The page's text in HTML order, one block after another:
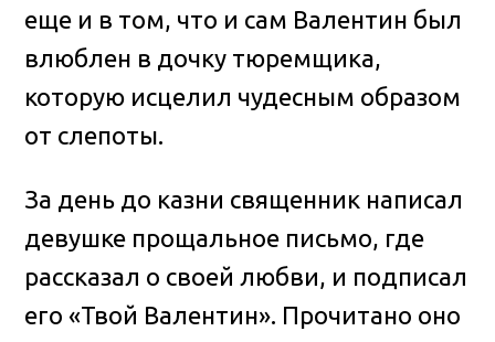
еще и в том, что и сам Валентин был
влюблен в дочку тюремщика,
которую исцелил чудесным образом
от слепоты.
За день до казни священник написал
девушке прощальное письмо, где
рассказал о своей любви, и подписал
его «Твой Валентин». Прочитано оно